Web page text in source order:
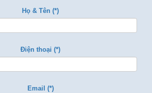
Họ & Tên (*)
Điện thoại (*)
Email (*)